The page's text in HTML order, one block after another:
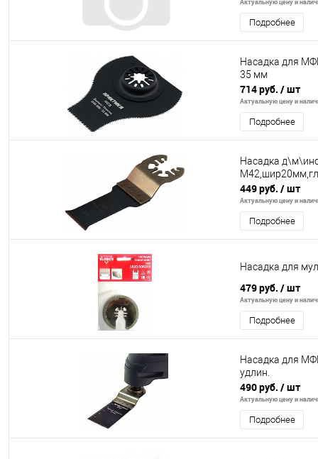
Подробнее
Насадка для
35 мм
714 руб. / шт
Актуальную цену и
Подробнее
Насадка
449 руб. / шт
Актуальную цену и
Подробнее
Насадка для
479 руб. / шт
Актуальную цену и
Подробнее
Насадка для
удлин.
490 руб. / шт
Актуальную цену и
Подробнее